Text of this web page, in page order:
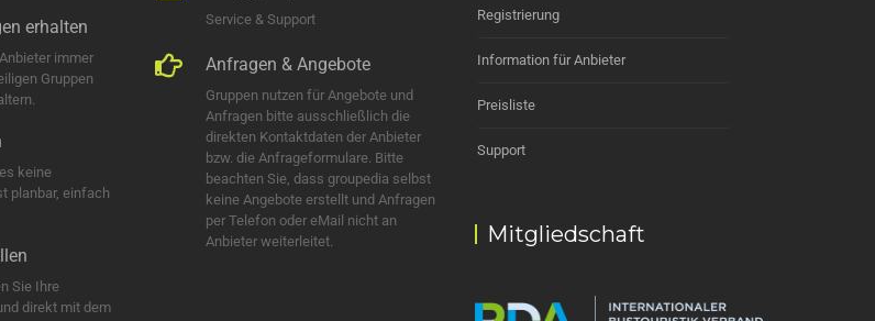
erhalten
immer
Gruppen
keine
planbar, einfach
Sie Ihre
direkt mit dem
Service & Support
Anfragen & Angebote
Gruppen nutzen für Angebote und
Anfragen bitte ausschließlich die
direkten Kontaktdaten der Anbieter
bzw. die Anfrageformulare. Bitte
beachten Sie, dass groupedia selbst
keine Angebote erstellt und Anfragen
per Telefon oder eMail nicht an
Anbieter weiterleitet.
Registrierung
Information für Anbieter
Preisliste
Support
Mitgliedschaft